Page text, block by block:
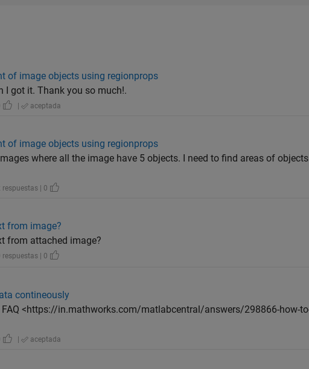
of image objects using regionprops
I got it. Thank you so much!.
| aceptada
of image objects using regionprops
where all the image have 5 objects. I need to find areas of
| 0
from image?
from attached image?
| 0
contineously
FAQ <https://in.mathworks.com/matlabcentral/answers/298866-how-
| aceptada